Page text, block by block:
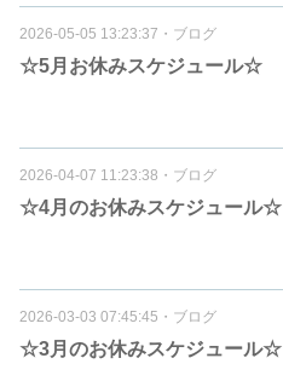
2026-05-05 13:23:37 ・ ブログ
☆5月お休みスケジュール☆
2026-04-07 11:23:38 ・ ブログ
☆4月のお休みスケジュール☆
2026-03-03 07:45:45 ・ ブログ
☆3月のお休みスケジュール☆